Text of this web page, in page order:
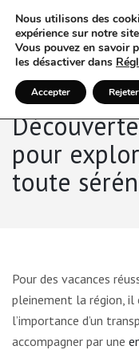
pour
toute
Pour des vacances
pleinement la région, il
l’importance d’un
accompagner par une
Nous utilisons des
expérience sur notre
Vous pouvez en savoir
les désactiver dans
Accepter Rejeter